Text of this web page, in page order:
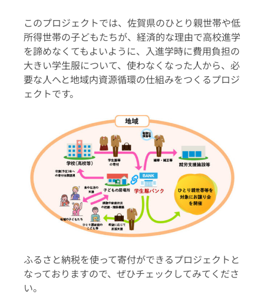
このプロジェクトでは、佐賀県のひとり親世帯や低
所得世帯の子どもたちが、経済的な理由で高校進学
を諦めなくてもよいように、入進学時に費用負担の
大きい学生服について、使わなくなった人から、必
要な人へと地域内資源循環の仕組みをつくるプロジ
ェクトです。
ふるさと納税を使って寄付ができるプロジェクトと
なっておりますので、ぜひチェックしてみてくださ
い。